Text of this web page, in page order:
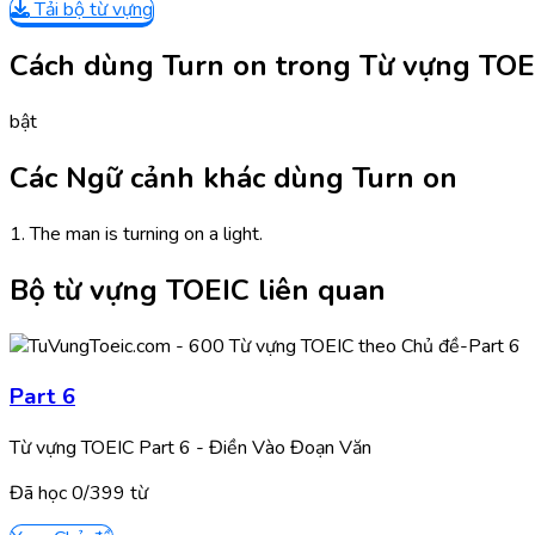
Tải bộ từ vựng
Cách dùng Turn on trong Từ vựng
bật
Các Ngữ cảnh khác dùng Turn on
1. The man is turning on a light.
Bộ từ vựng TOEIC liên quan
Part 6
Từ vựng TOEIC Part 6 - Điền Vào Đoạn Văn
Đã học0/399 từ